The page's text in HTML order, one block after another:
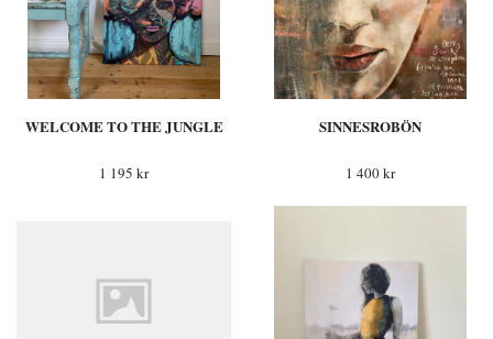
WELCOME TO THE JUNGLE
1 195 kr
SINNESROBÖN
1 400 kr